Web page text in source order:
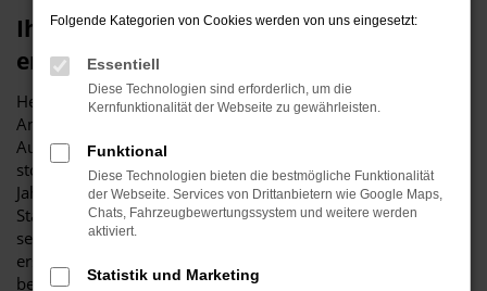
Ihren Audi Jahreswagen für Augsburg
erhalten Sie im Autohaus Stiglmayr
Herzlich willkommen bei Autohaus Stiglmayr – Ihre erste
Anlaufstelle für exzellente Audi Jahreswagen Fahrzeuge für
Augsburg und Umgebung! Unser renommiertes Autohaus ist
stolz darauf, Ihnen eine herausragende Auswahl an Audi
Jahreswagen Modellen zu präsentieren, die höchste
Standards in Sachen Qualität und Leistung erfüllen. Wir sind
seit Jahren Ihr vertrauenswürdiger Partner, wenn es um
erstklassige Automobile geht. Erfahren Sie mehr über unsere
beeindruckende Audi-Flotte und warum Autohaus Stiglmayr
Folgende Kategorien von Cookies werden von uns eingesetzt:
Essentiell
Diese Technologien sind erforderlich, um die
Kernfunktionalität der Webseite zu gewährleisten.
Funktional
Diese Technologien bieten die bestmögliche Funktionalität
der Webseite. Services von Drittanbietern wie Google Maps,
Chats, Fahrzeugbewertungssystem und weitere werden
aktiviert.
Statistik und Marketing